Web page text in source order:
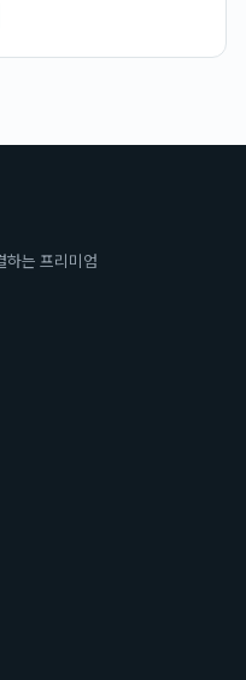
하는 프리미엄